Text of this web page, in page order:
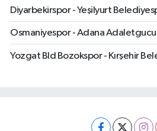
Diyarbekirspor - Yeşilyurt
Osmaniyespor - Adana Adaletgucu
Yozgat Bld Bozokspor - Kırşehir